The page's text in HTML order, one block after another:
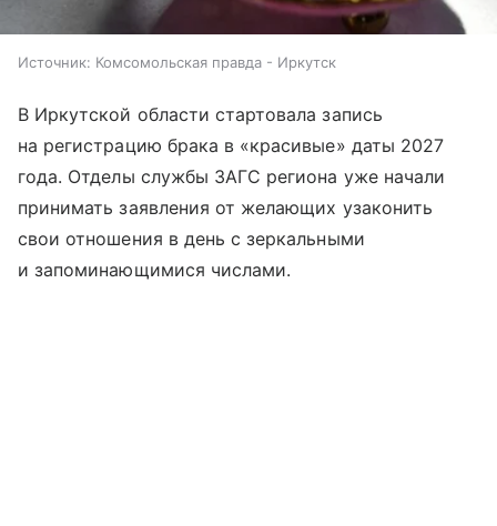
Источник: Комсомольская правда - Иркутск
В Иркутской области стартовала запись
на регистрацию брака в «красивые» даты 2027
года. Отделы службы ЗАГС региона уже начали
принимать заявления от желающих узаконить
свои отношения в день с зеркальными
и запоминающимися числами.